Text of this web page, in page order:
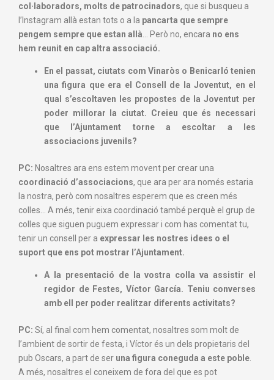
col·laboradors, molts de patrocinadors, que si busqueu a
l’Instagram allà estan tots o a la pancarta que sempre
pengem sempre que estan allà … Però no, encara no ens
hem reunit en cap altra associació.
En el passat, ciutats com Vinaròs o Benicarló tenien
una figura que era el Consell de la Joventut, en el
qual s’escoltaven les propostes de la Joventut per
poder millorar la ciutat. Creieu que és necessari
que l’Ajuntament torne a escoltar a les
associacions juvenils?
PC: Nosaltres ara ens estem movent per crear una
coordinació d’associacions, que ara per ara només estaria
la nostra, però com nosaltres esperem que es creen més
colles… A més, tenir eixa coordinació també perquè el grup de
colles que siguen puguem expressar i com has comentat tu,
tenir un consell per a expressar les nostres idees o el
suport que ens pot mostrar l’Ajuntament.
A la presentació de la vostra colla va assistir el
regidor de Festes, Víctor García. Teniu converses
amb ell per poder realitzar diferents activitats?
PC: Sí, al final com hem comentat, nosaltres som molt de
l’ambient de sortir de festa, i Víctor és un dels propietaris del
pub Oscars, a part de ser una figura coneguda a este poble
A més, nosaltres el coneixem de fora del que es pot